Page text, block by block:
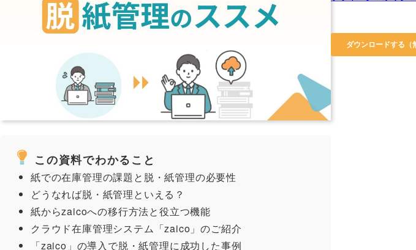
この資料でわかること
紙での在庫管理の課題と脱・紙管理の必要性
どうなれば脱・紙管理といえる？
紙からzaicoへの移行方法と役立つ機能
クラウド在庫管理システム「zaico」のご紹介
「zaico」の導入で脱・紙管理に成功した事例